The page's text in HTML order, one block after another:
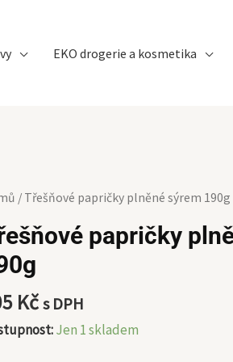
EKO drogerie a kosmetika
/ Třešňové papričky plněné sýrem 190g
papričky
Kčs DPH
Jen 1 skladem